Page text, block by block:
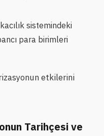
sistemindeki
para birimleri
etkilerini
Tarihçesi ve